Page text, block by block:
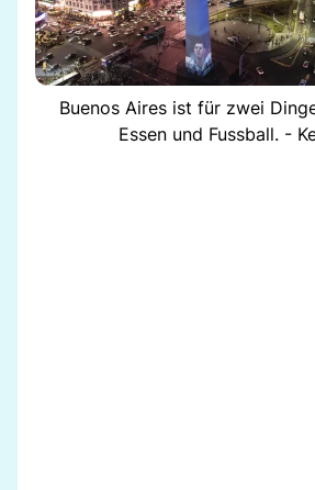
Buenos Aires ist für zwei
Essen und Fussball. -